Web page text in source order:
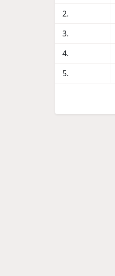
2.
3.
4.
5.